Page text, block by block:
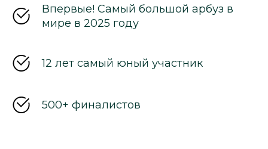
Впервые! Самый большой арбуз в
мире в 2025 году
12 лет самый юный участник
500+ финалистов